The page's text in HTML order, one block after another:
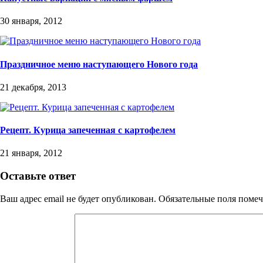
30 января, 2012
Праздничное меню наступающего Нового года
21 декабря, 2013
Рецепт. Курица запеченная с картофелем
21 января, 2012
Оставьте ответ
Ваш адрес email не будет опубликован. Обязательные поля